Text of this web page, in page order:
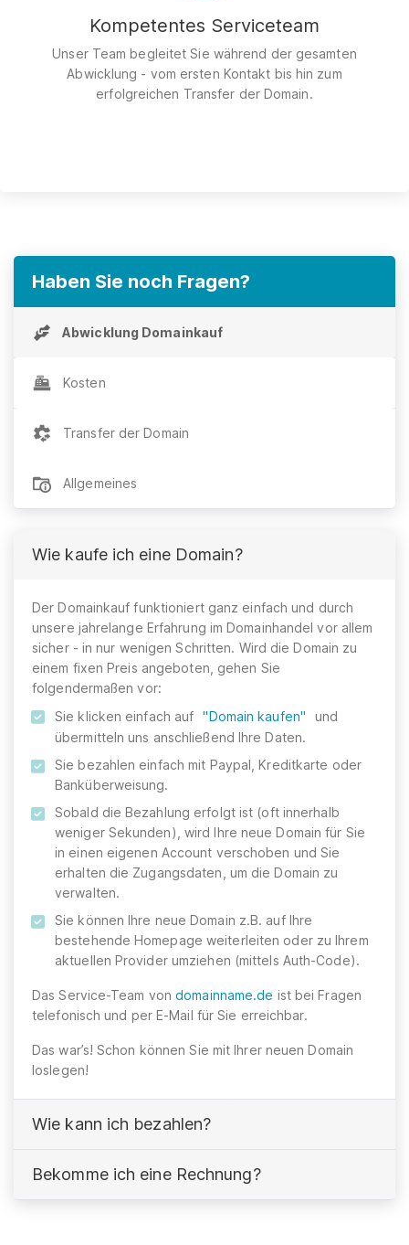
Kompetentes Serviceteam
Unser Team begleitet Sie während der gesamten
Abwicklung - vom ersten Kontakt bis hin zum
erfolgreichen Transfer der Domain.
Haben Sie noch Fragen?
Abwicklung Domainkauf
Kosten
Transfer der Domain
Allgemeines
Wie kaufe ich eine Domain?
Der Domainkauf funktioniert ganz einfach und durch
unsere jahrelange Erfahrung im Domainhandel vor allem
sicher - in nur wenigen Schritten. Wird die Domain zu
einem fixen Preis angeboten, gehen Sie
folgendermaßen vor:
Sie klicken einfach auf
"Domain kaufen"
und
übermitteln uns anschließend Ihre Daten.
Sie bezahlen einfach mit Paypal, Kreditkarte oder
Banküberweisung.
Sobald die Bezahlung erfolgt ist (oft innerhalb
weniger Sekunden), wird Ihre neue Domain für Sie
in einen eigenen Account verschoben und Sie
erhalten die Zugangsdaten, um die Domain zu
verwalten.
Sie können Ihre neue Domain z.B. auf Ihre
bestehende Homepage weiterleiten oder zu Ihrem
aktuellen Provider umziehen (mittels Auth-Code).
Das Service-Team vondomainname.de ist bei Fragen
telefonisch und per E-Mail für Sie erreichbar.
Das war’s! Schon können Sie mit Ihrer neuen Domain
loslegen!
Wie kann ich bezahlen?
Bekomme ich eine Rechnung?